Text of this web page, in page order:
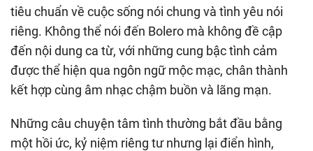
tiêu chuẩn về cuộc sống nói chung và tình yêu nói
riêng. Không thể nói đến Bolero mà không đề cập
đến nội dung ca từ, với những cung bậc tình cảm
được thể hiện qua ngôn ngữ mộc mạc, chân thành
kết hợp cùng âm nhạc chậm buồn và lãng mạn.
Những câu chuyện tâm tình thường bắt đầu bằng
một hồi ức, kỷ niệm riêng tư nhưng lại điển hình,